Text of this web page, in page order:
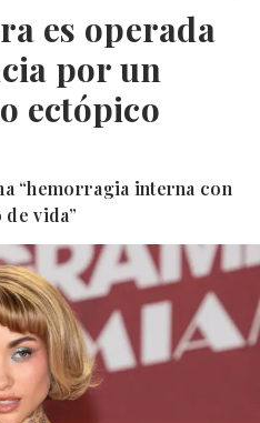
es operada
por un
ectópico
“hemorragia interna con
vida”